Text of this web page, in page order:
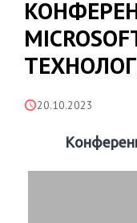
20.10.2023